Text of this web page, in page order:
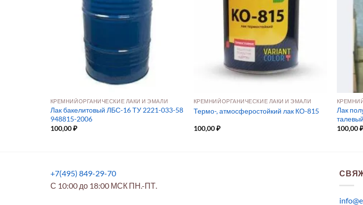
КРЕМНИЙОРГАНИЧЕСКИЕ ЛАКИ И ЭМАЛИ
Лак бакелитовый ЛБС-16 ТУ 2221-033-58
948815-2006
100,00₽
КРЕМНИЙОРГАНИЧЕСКИЕ ЛАКИ И ЭМАЛИ
Термо-, атмосферостойкий лак КО-815
100,00₽
Лак
100,00₽
+7(495) 849-29-70
С 10:00 до 18:00 МСК ПН.-ПТ.